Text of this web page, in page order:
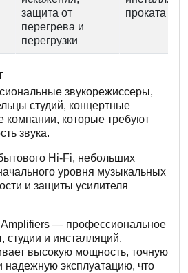
защита от
перегрева и
перегрузки
проката
звукорежиссеры,
студий, концертные
компании, которые требуют
звука.
Hi-Fi, небольших
уровня музыкальных
и защиты усилителя
— профессиональное
и инсталляций.
высокую мощность, точную
надежную эксплуатацию, что